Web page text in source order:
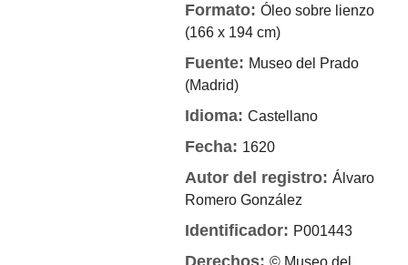
Formato:Óleo sobre lienzo
(166 x 194 cm)
Fuente: Museo del Prado
(Madrid)
Idioma:Castellano
Fecha: 1620
Autor del registro:Álvaro
Romero González
Identificador: P001443
Derechos:© Museo del